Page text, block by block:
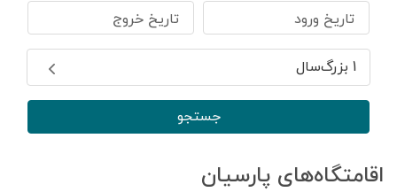
تاریخ ورود تاریخ خروج
1 بزرگ‌سال
جستجو
اقامتگاه‌های پارسیان